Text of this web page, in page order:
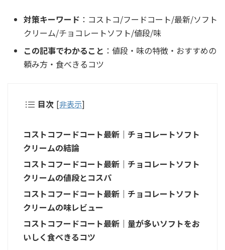
対策キーワード ：コストコ/フードコート/最新/ソフト
クリーム/チョコレートソフト/値段/味
この記事でわかること ：値段・味の特徴・おすすめの
頼み方・食べきるコツ
目次 [非表示]
コストコフードコート最新｜チョコレートソフト
クリームの結論
コストコフードコート最新｜チョコレートソフト
クリームの値段とコスパ
コストコフードコート最新｜チョコレートソフト
クリームの味レビュー
コストコフードコート最新｜量が多いソフトをお
いしく食べきるコツ